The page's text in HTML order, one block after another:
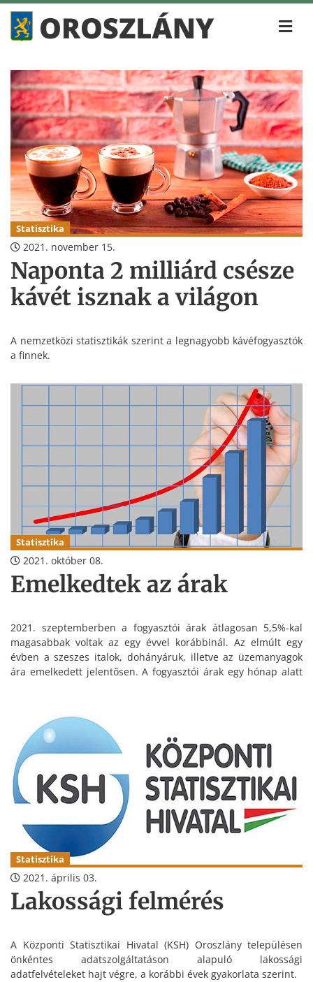
Statisztika
2021. november 15.
Naponta 2 milliárd csésze
kávét isznak a világon
A nemzetközi statisztikák szerint a legnagyobb kávéfogyasztók
a finnek.
Statisztika
2021. október 08.
Emelkedtek az árak
2021. szeptemberben a fogyasztói árak átlagosan 5,5%-kal
magasabbak voltak az egy évvel korábbinál. Az elmúlt egy
évben a szeszes italok, dohányáruk, illetve az üzemanyagok
ára emelkedett jelentősen. A fogyasztói árak egy hónap alatt
Statisztika
2021. április 03.
Lakossági felmérés
A Központi Statisztikai Hivatal (KSH) Oroszlány településen
önkéntes adatszolgáltatáson alapuló lakossági
adatfelvételeket hajt végre, a korábbi évek gyakorlata szerint.